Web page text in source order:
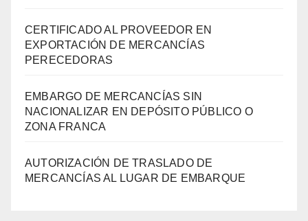
CERTIFICADO AL PROVEEDOR EN
EXPORTACIÓN DE MERCANCÍAS
PERECEDORAS
EMBARGO DE MERCANCÍAS SIN
NACIONALIZAR EN DEPÓSITO PÚBLICO O
ZONA FRANCA
AUTORIZACIÓN DE TRASLADO DE
MERCANCÍAS AL LUGAR DE EMBARQUE